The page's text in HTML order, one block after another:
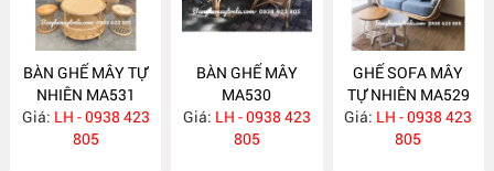
BÀN GHẾ MÂY TỰ
NHIÊN MA531
Giá: LH - 0938 423
805
BÀN GHẾ MÂY
MA530
Giá: LH - 0938 423
805
GHẾ SOFA MÂY
TỰ NHIÊN MA529
Giá: LH - 0938 423
805